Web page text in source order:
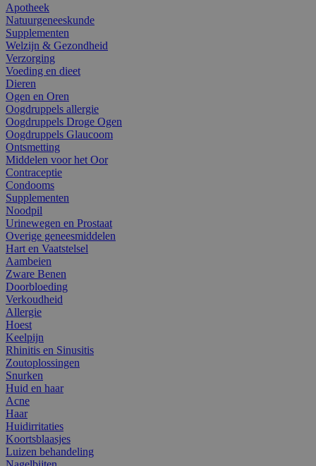
Apotheek
Natuurgeneeskunde
Supplementen
Welzijn & Gezondheid
Verzorging
Voeding en dieet
Dieren
Ogen en Oren
Oogdruppels allergie
Oogdruppels Droge Ogen
Oogdruppels Glaucoom
Ontsmetting
Middelen voor het Oor
Contraceptie
Condooms
Supplementen
Noodpil
Urinewegen en Prostaat
Overige geneesmiddelen
Hart en Vaatstelsel
Aambeien
Zware Benen
Doorbloeding
Verkoudheid
Allergie
Hoest
Keelpijn
Rhinitis en Sinusitis
Zoutoplossingen
Snurken
Huid en haar
Acne
Haar
Huidirritaties
Koortsblaasjes
Luizen behandeling